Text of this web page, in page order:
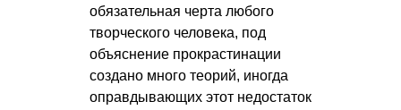
обязательная черта любого
творческого человека, под
объяснение прокрастинации
создано много теорий, иногда
оправдывающих этот недостаток